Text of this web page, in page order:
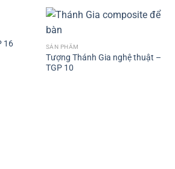
16 SẢN PHẨM
Tượng Thánh Gia nghệ thuật –
TGP 10